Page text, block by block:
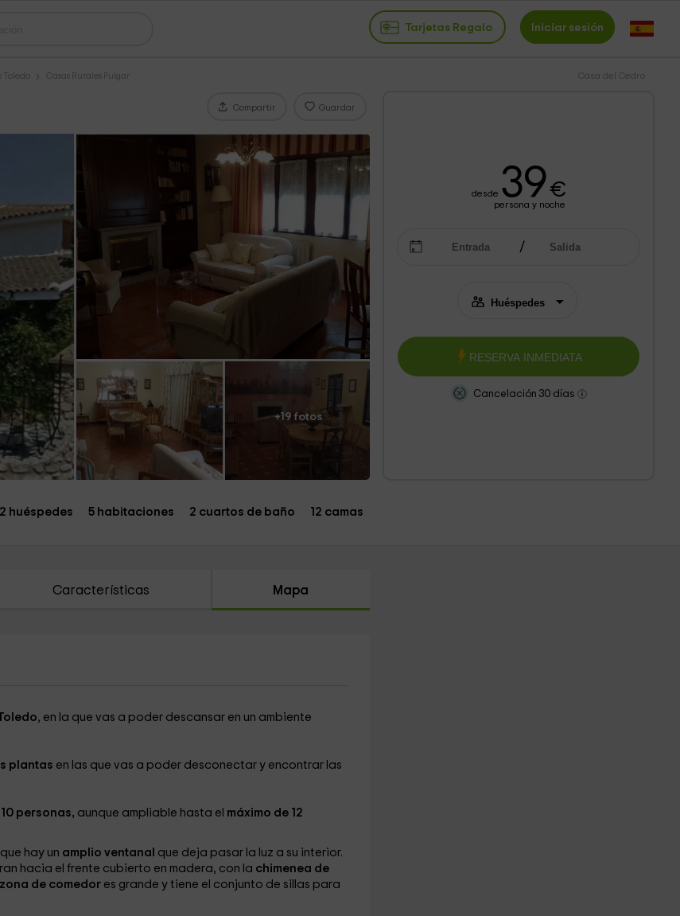
Tarjetas Regalo Iniciar sesión
Casas Rurales Pulgar Casa del Cedro
Compartir Guardar
+19 fotos
desde 39€
persona y noche
RESERVA INMEDIATA
Cancelación 30 días
huéspedes 5 habitaciones 2 cuartos de baño 12 camas
Características Mapa
, en la que vas a poder descansar en un ambiente
plantas en las que vas a poder desconectar y encontrar las
personas, aunque ampliable hasta el máximo de 12
hay un amplio ventanal que deja pasar la luz a su interior.
hacia el frente cubierto en madera, con la chimenea de
zona de comedores grande y tiene el conjunto de sillas para